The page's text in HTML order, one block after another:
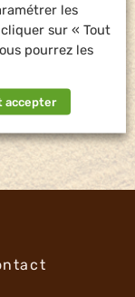
les
sur « Tout
pourrez les
accepter